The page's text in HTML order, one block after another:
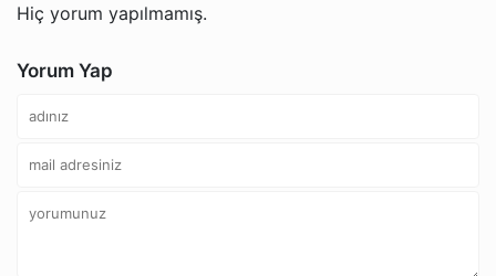
Hiç yorum yapılmamış.
Yorum Yap